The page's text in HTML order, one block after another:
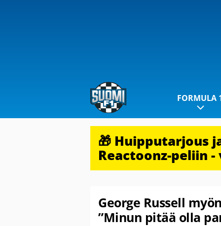
FORMULA
🎁 Huipputarjous
Reactoonz-peliin
George Russell
”Minun pitää olla